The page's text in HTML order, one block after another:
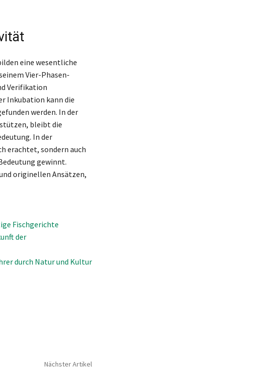
eine wesentliche
Vier-Phasen-
Verifikation
Inkubation kann die
werden. In der
bleibt die
In der
erachtet, sondern auch
gewinnt.
originellen Ansätzen,
Fischgerichte
der
durch Natur und Kultur
Nächster Artikel